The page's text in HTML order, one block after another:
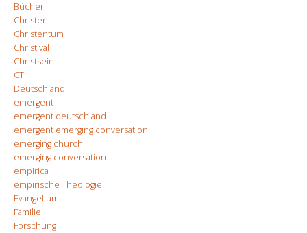
Bücher
Christen
Christentum
Christival
Christsein
CT
Deutschland
emergent
emergent deutschland
emergent emerging conversation
emerging church
emerging conversation
empirica
empirische Theologie
Evangelium
Familie
Forschung